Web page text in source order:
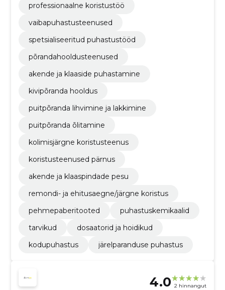
professionaalne koristustöö
vaibapuhastusteenused
spetsialiseeritud puhastustööd
põrandahooldusteenused
akende ja klaaside puhastamine
kivipõranda hooldus
puitpõranda lihvimine ja lakkimine
puitpõranda õlitamine
kolimisjärgne koristusteenus
koristusteenused pärnus
akende ja klaaspindade pesu
remondi- ja ehitusaegne/järgne koristus
pehmepaberitooted
puhastuskemikaalid
tarvikud
dosaatorid ja hoidikud
kodupuhastus
järelparanduse puhastus
4.0 2 hinnangut